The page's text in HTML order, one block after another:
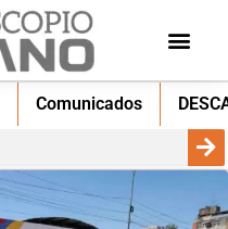
Comunicados